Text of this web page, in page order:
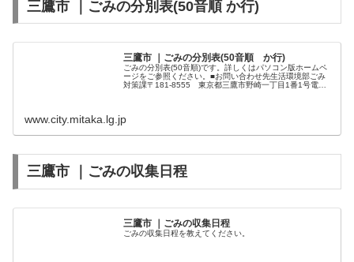
三鷹市 ｜ごみの分別表(50音順 か行)
三鷹市 ｜ごみの分別表(50音順 か行)
ごみの分別表(50音順)です。詳しくはパソコン版ホームペ
ージをご参照ください。■お問い合わせ先生活環境部ごみ
対策課〒181-8555 東京都三鷹市野崎一丁目1番1号電
www.city.mitaka.lg.jp
三鷹市 ｜ごみの収集日程
三鷹市 ｜ごみの収集日程
ごみの収集日程を教えてください。